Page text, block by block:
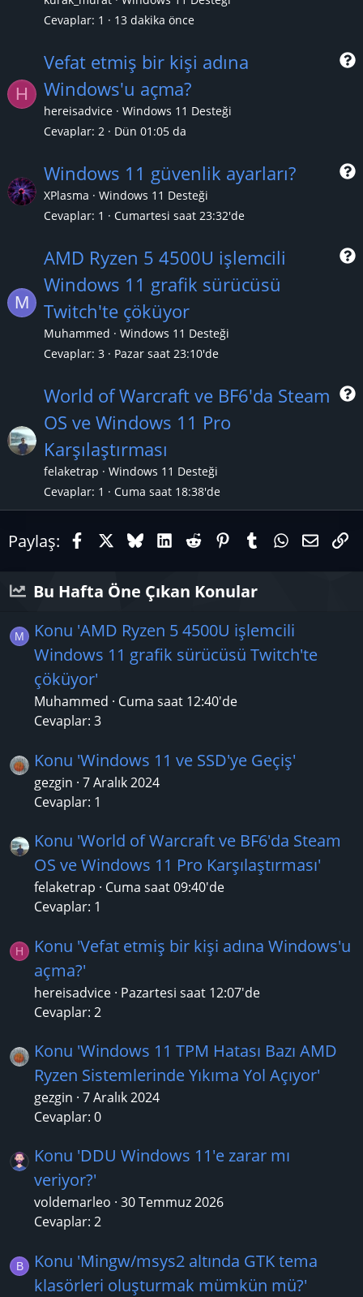
Cevaplar 1 13 dakika önce
H
S
Vefat etmiş bir kişi adına
Windows'u açma?
hereisadvice
Windows 11 Desteği
Cevaplar 2 Dün 01:05 da
S
Windows 11 güvenlik ayarları?
XPlasma
Windows 11 Desteği
Cevaplar 1 Cumartesi saat 23:32'de
M
S
AMD Ryzen 5 4500U işlemcili
Windows 11 grafik sürücüsü
Twitch'te çöküyor
Muhammed
Windows 11 Desteği
Cevaplar 3 Pazar saat 23:10'de
S
World of Warcraft ve BF6'da Steam
OS ve Windows 11 Pro
Karşılaştırması
felaketrap
Windows 11 Desteği
Cevaplar 1 Cuma saat 18:38'de
Paylaş: FacebookX (Twitter)
BlueskyLinkedIn
RedditPinterestTumblrE-
Bu Hafta Öne Çıkan Konular
M
Konu 'AMD Ryzen 5 4500U işlemcili
Windows 11 grafik sürücüsü Twitch'te
çöküyor'
Muhammed
Cuma saat 12:40'de
Cevaplar: 3
Konu 'Windows 11 ve SSD'ye Geçiş'
gezgin 7 Aralık 2024
Cevaplar: 1
Konu 'World of Warcraft ve BF6'da Steam
OS ve Windows 11 Pro Karşılaştırması'
felaketrap
Cuma saat 09:40'de
Cevaplar: 1
H
Konu 'Vefat etmiş bir kişi adına Windows'u
açma?'
hereisadvice Pazartesi saat 12:07'de
Cevaplar: 2
Konu 'Windows 11 TPM Hatası Bazı AMD
Ryzen Sistemlerinde Yıkıma Yol Açıyor'
gezgin 7 Aralık 2024
Cevaplar: 0
Konu 'DDU Windows 11'e zarar mı
veriyor?'
voldemarleo 30 Temmuz 2026
Cevaplar: 2
B
Konu 'Mingw/msys2 altında GTK tema
klasörleri oluşturmak mümkün mü?'